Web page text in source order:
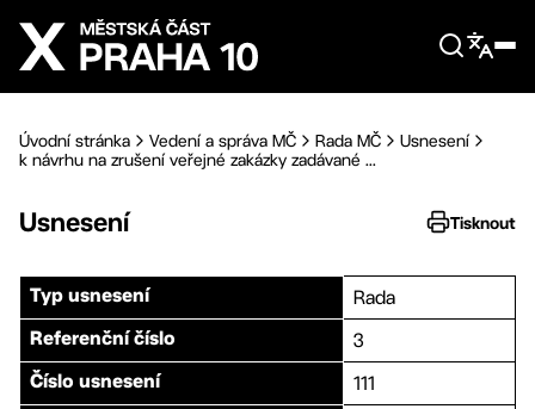
Přejít na hlavní obsah
Úvodní stránka Vedení a správa MČ Rada MČ
Usnesení
k návrhu na zrušení veřejné zakázky zadávané ...
Usnesení Tisknout
Typ usnesení Rada
Referenční číslo 3
Číslo usnesení 111